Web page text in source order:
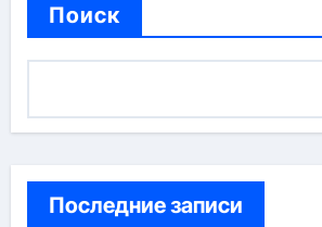
Поиск
Последние записи